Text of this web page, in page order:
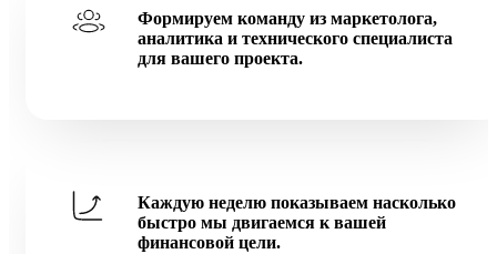
Формируем команду из маркетолога,
аналитика и технического специалиста
для вашего проекта.
Каждую неделю показываем насколько
быстро мы двигаемся к вашей
финансовой цели.